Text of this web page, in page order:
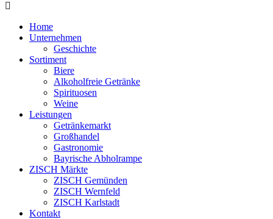
Home
Unternehmen
Geschichte
Sortiment
Biere
Alkoholfreie Getränke
Spirituosen
Weine
Leistungen
Getränkemarkt
Großhandel
Gastronomie
Bayrische Abholrampe
ZISCH Märkte
ZISCH Gemünden
ZISCH Wernfeld
ZISCH Karlstadt
Kontakt